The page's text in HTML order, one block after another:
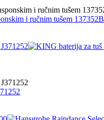
i ručnim tušem 137352B